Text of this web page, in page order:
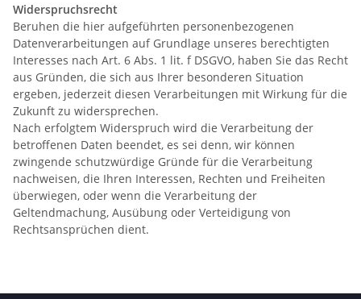
Widerspruchsrecht
Beruhen die hier aufgeführten personenbezogenen
Datenverarbeitungen auf Grundlage unseres berechtigten
Interesses nach Art. 6 Abs. 1 lit. f DSGVO, haben Sie das Recht
aus Gründen, die sich aus Ihrer besonderen Situation
ergeben, jederzeit diesen Verarbeitungen mit Wirkung für die
Zukunft zu widersprechen.
Nach erfolgtem Widerspruch wird die Verarbeitung der
betroffenen Daten beendet, es sei denn, wir können
zwingende schutzwürdige Gründe für die Verarbeitung
nachweisen, die Ihren Interessen, Rechten und Freiheiten
überwiegen, oder wenn die Verarbeitung der
Geltendmachung, Ausübung oder Verteidigung von
Rechtsansprüchen dient.